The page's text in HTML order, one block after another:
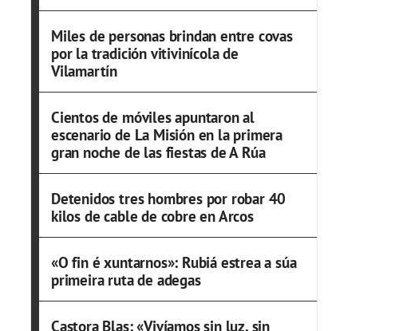
Miles de personas brindan entre covas
por la tradición vitivinícola de
Vilamartín
Cientos de móviles apuntaron al
escenario de La Misión en la primera
gran noche de las fiestas de A Rúa
Detenidos tres hombres por robar 40
kilos de cable de cobre en Arcos
«O fin é xuntarnos»: Rubiá estrea a súa
primeira ruta de adegas
Castora Blas: «Vivíamos sin luz, sin